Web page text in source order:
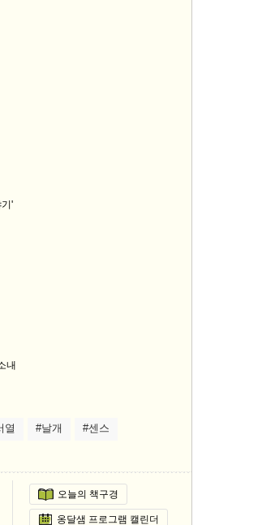
'
내
열 #날개 #센스
오늘의 책구경
옹달샘 프로그램 캘린더